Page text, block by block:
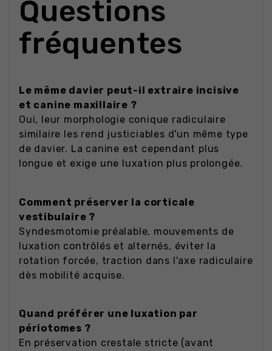
Questions
fréquentes
Le même davier peut-il extraire incisive
et canine maxillaire ?
Oui, leur morphologie conique radiculaire
similaire les rend justiciables d'un même type
de davier. La canine est cependant plus
longue et exige une luxation plus prolongée.
Comment préserver la corticale
vestibulaire ?
Syndesmotomie préalable, mouvements de
luxation contrôlés et alternés, éviter la
rotation forcée, traction dans l'axe radiculaire
dès mobilité acquise.
Quand préférer une luxation par
périotomes ?
En préservation crestale stricte (avant